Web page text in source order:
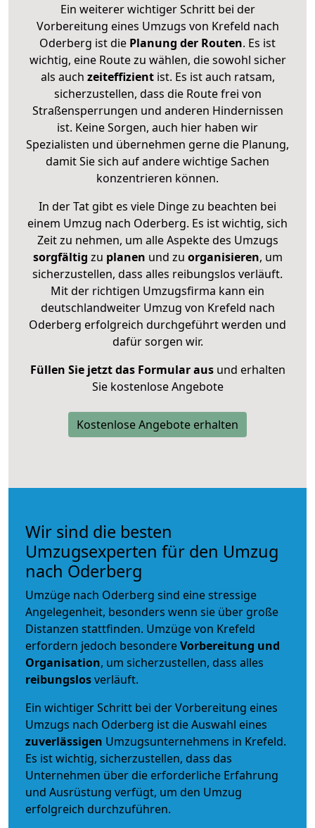
Ein weiterer wichtiger Schritt bei der
Vorbereitung eines Umzugs von Krefeld nach
Oderberg ist die Planung der Routen. Es ist
wichtig, eine Route zu wählen, die sowohl sicher
als auch zeiteffizientist. Es ist auch ratsam,
sicherzustellen, dass die Route frei von
Straßensperrungen und anderen Hindernissen
ist. Keine Sorgen, auch hier haben wir
Spezialisten und übernehmen gerne die Planung,
damit Sie sich auf andere wichtige Sachen
konzentrieren können.
In der Tat gibt es viele Dinge zu beachten bei
einem Umzug nach Oderberg. Es ist wichtig, sich
Zeit zu nehmen, um alle Aspekte des Umzugs
sorgfältig zu planen und zu organisieren, um
sicherzustellen, dass alles reibungslos verläuft.
Mit der richtigen Umzugsfirma kann ein
deutschlandweiter Umzug von Krefeld nach
Oderberg erfolgreich durchgeführt werden und
dafür sorgen wir.
Füllen Sie jetzt das Formular ausund erhalten
Sie kostenlose Angebote
Kostenlose Angebote erhalten
Wir sind die besten
Umzugsexperten für den Umzug
nach Oderberg
Umzüge nach Oderberg sind eine stressige
Angelegenheit, besonders wenn sie über große
Distanzen stattfinden. Umzüge von Krefeld
erfordern jedoch besondereVorbereitung und
Organisation, um sicherzustellen, dass alles
reibungslosverläuft.
Ein wichtiger Schritt bei der Vorbereitung eines
Umzugs nach Oderberg ist die Auswahl eines
zuverlässigen Umzugsunternehmens in Krefeld.
Es ist wichtig, sicherzustellen, dass das
Unternehmen über die erforderliche Erfahrung
und Ausrüstung verfügt, um den Umzug
erfolgreich durchzuführen.